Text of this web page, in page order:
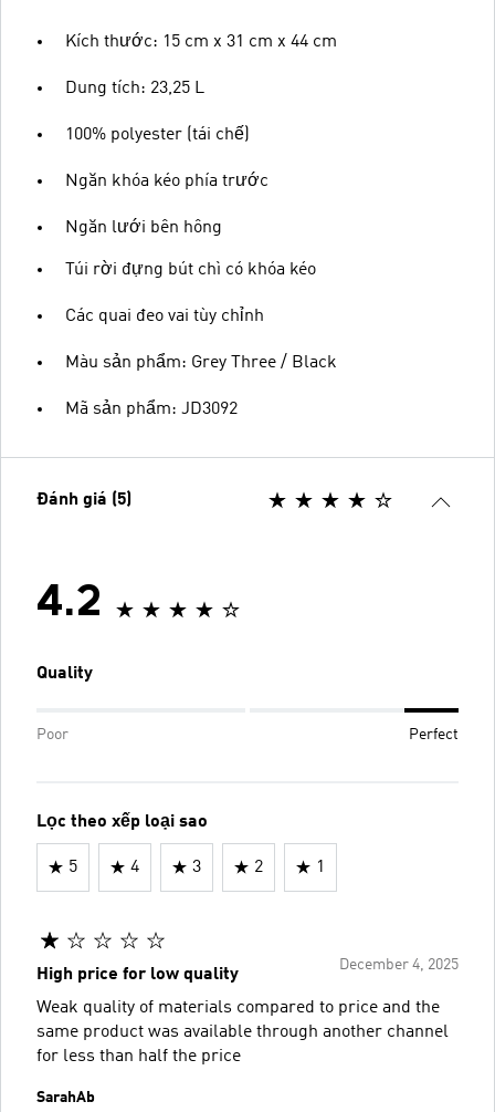
Kích thước: 15 cm x 31 cm x 44 cm
Dung tích: 23,25 L
100% polyester (tái chế)
Ngăn khóa kéo phía trước
Ngăn lưới bên hông
Túi rời đựng bút chì có khóa kéo
Các quai đeo vai tùy chỉnh
Màu sản phẩm: Grey Three / Black
Mã sản phẩm: JD3092
Đánh giá (5)
4.2
Quality
Poor Perfect
Lọc theo xếp loại sao
5 4 3 2 1
December 4, 2025
High price for low quality
Weak quality of materials compared to price and the
same product was available through another channel
for less than half the price
SarahAb